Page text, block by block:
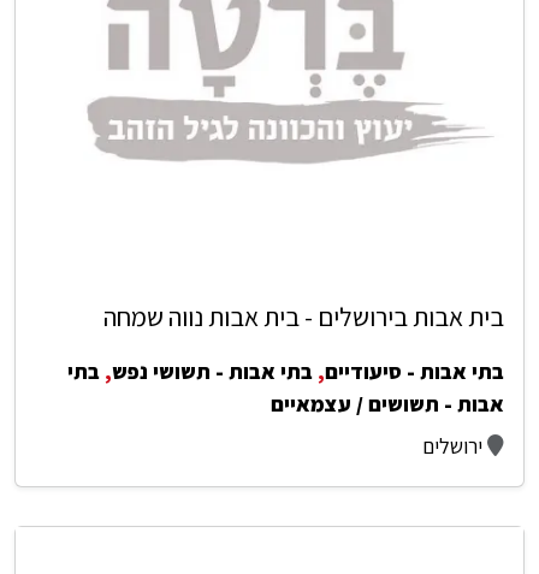
בית אבות בירושלים - בית אבות נווה שמחה
בתי אבות - סיעודיים, בתי אבות - תשושי נפש, בתי
אבות - תשושים / עצמאיים
ירושלים